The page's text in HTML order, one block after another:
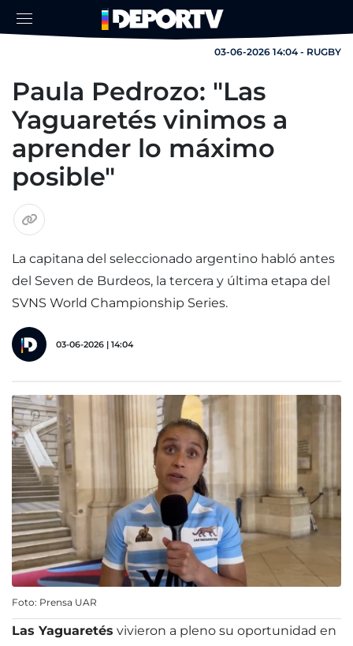
03-06-2026 14:04 - RUGBY
Paula Pedrozo: "Las
Yaguaretés vinimos a
aprender lo máximo
posible"
La capitana del seleccionado argentino habló antes
del Seven de Burdeos, la tercera y última etapa del
SVNS World Championship Series.
03-06-2026 | 14:04
Foto: Prensa UAR
Las Yaguaretés vivieron a pleno su oportunidad en